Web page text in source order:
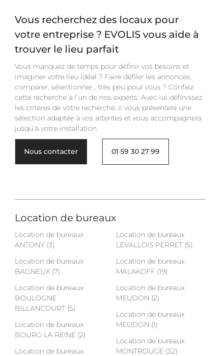
Vous recherchez des locaux pour
votre entreprise ? EVOLIS vous aide à
trouver le lieu parfait
Vous manquez de temps pour définir vos besoins et
imaginer votre lieu idéal ? Faire défiler les annonces,
comparer, sélectionner… très peu pour vous ? Confiez
cette recherche à l’un de nos experts. Avec lui définissez
les critères de votre recherche, il vous présentera une
sélection adaptée à vos attentes et vous accompagnera
jusqu’à votre installation.
Nous contacter 01 59 30 27 99
Location de bureaux
Location de bureaux
ANTONY (3)
Location de bureaux
BAGNEUX (7)
Location de bureaux
BOULOGNE
BILLANCOURT (5)
Location de bureaux
BOURG LA REINE (2)
Location de bureaux
Location de bureaux
LEVALLOIS PERRET (5)
Location de bureaux
MALAKOFF (19)
Location de bureaux
MEUDON (2)
Location de bureaux
MEUDON (1)
Location de bureaux
MONTROUGE (32)